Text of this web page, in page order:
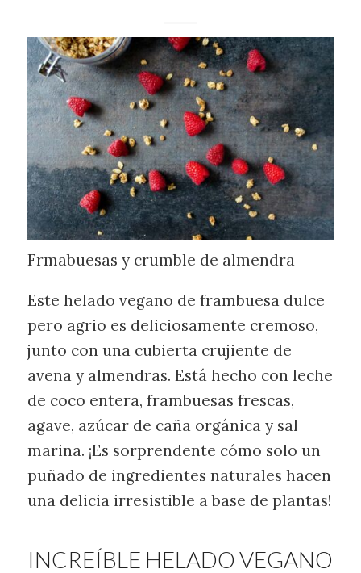
Frmabuesas y crumble de almendra
Este helado vegano de frambuesa dulce
pero agrio es deliciosamente cremoso,
junto con una cubierta crujiente de
avena y almendras. Está hecho con leche
de coco entera, frambuesas frescas,
agave, azúcar de caña orgánica y sal
marina. ¡Es sorprendente cómo solo un
puñado de ingredientes naturales hacen
una delicia irresistible a base de plantas!
INCREÍBLE HELADO VEGANO